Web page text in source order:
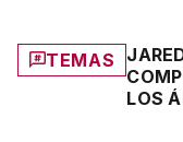
TEMAS
LOS